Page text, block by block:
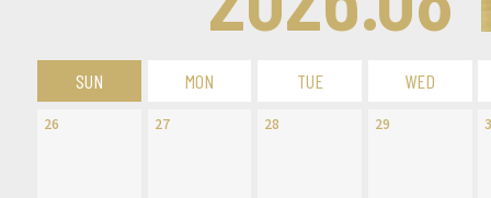
SUN MON TUE WED
26 27 28 29